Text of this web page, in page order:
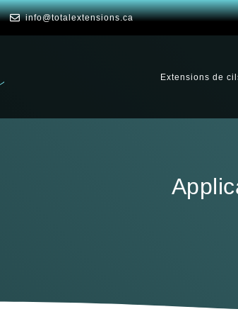
info@totalextensions.ca
Extensions de